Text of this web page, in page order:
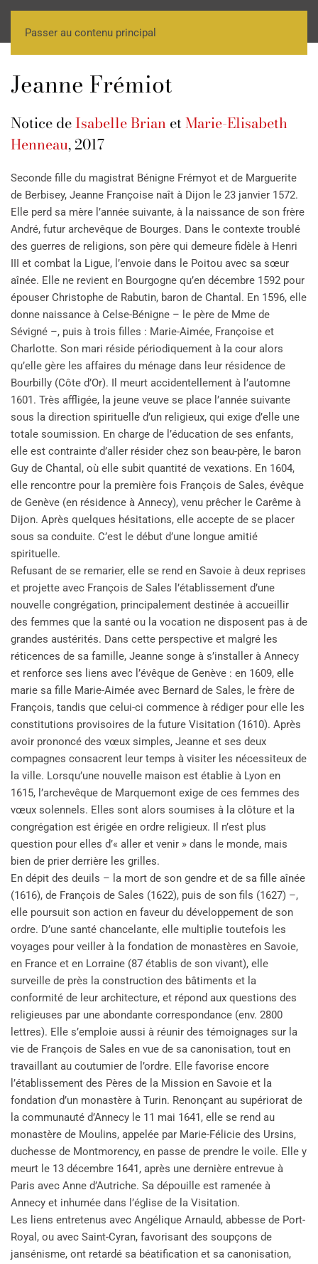
Passer au contenu principal
Jeanne Frémiot
Notice deIsabelle Brian etMarie-Elisabeth
Henneau, 2017
Seconde fille du magistrat Bénigne Frémyot et de Marguerite
de Berbisey, Jeanne Françoise naît à Dijon le 23 janvier 1572.
Elle perd sa mère l’année suivante, à la naissance de son frère
André, futur archevêque de Bourges. Dans le contexte troublé
des guerres de religions, son père qui demeure fidèle à Henri
III et combat la Ligue, l’envoie dans le Poitou avec sa sœur
aînée. Elle ne revient en Bourgogne qu’en décembre 1592 pour
épouser Christophe de Rabutin, baron de Chantal. En 1596, elle
donne naissance à Celse-Bénigne – le père de Mme de
Sévigné –, puis à trois filles : Marie-Aimée, Françoise et
Charlotte. Son mari réside périodiquement à la cour alors
qu’elle gère les affaires du ménage dans leur résidence de
Bourbilly (Côte d’Or). Il meurt accidentellement à l’automne
1601. Très affligée, la jeune veuve se place l’année suivante
sous la direction spirituelle d’un religieux, qui exige d’elle une
totale soumission. En charge de l’éducation de ses enfants,
elle est contrainte d’aller résider chez son beau-père, le baron
Guy de Chantal, où elle subit quantité de vexations. En 1604,
elle rencontre pour la première fois François de Sales, évêque
de Genève (en résidence à Annecy), venu prêcher le Carême à
Dijon. Après quelques hésitations, elle accepte de se placer
sous sa conduite. C’est le début d’une longue amitié
spirituelle.
Refusant de se remarier, elle se rend en Savoie à deux reprises
et projette avec François de Sales l’établissement d’une
nouvelle congrégation, principalement destinée à accueillir
des femmes que la santé ou la vocation ne disposent pas à de
grandes austérités. Dans cette perspective et malgré les
réticences de sa famille, Jeanne songe à s’installer à Annecy
et renforce ses liens avec l’évêque de Genève : en 1609, elle
marie sa fille Marie-Aimée avec Bernard de Sales, le frère de
François, tandis que celui-ci commence à rédiger pour elle les
constitutions provisoires de la future Visitation (1610). Après
avoir prononcé des vœux simples, Jeanne et ses deux
compagnes consacrent leur temps à visiter les nécessiteux de
la ville. Lorsqu’une nouvelle maison est établie à Lyon en
1615, l’archevêque de Marquemont exige de ces femmes des
vœux solennels. Elles sont alors soumises à la clôture et la
congrégation est érigée en ordre religieux. Il n’est plus
question pour elles d’« aller et venir » dans le monde, mais
bien de prier derrière les grilles.
En dépit des deuils – la mort de son gendre et de sa fille aînée
(1616), de François de Sales (1622), puis de son fils (1627) –,
elle poursuit son action en faveur du développement de son
ordre. D’une santé chancelante, elle multiplie toutefois les
voyages pour veiller à la fondation de monastères en Savoie,
en France et en Lorraine (87 établis de son vivant), elle
surveille de près la construction des bâtiments et la
conformité de leur architecture, et répond aux questions des
religieuses par une abondante correspondance (env. 2800
lettres). Elle s’emploie aussi à réunir des témoignages sur la
vie de François de Sales en vue de sa canonisation, tout en
travaillant au coutumier de l’ordre. Elle favorise encore
l’établissement des Pères de la Mission en Savoie et la
fondation d’un monastère à Turin. Renonçant au supériorat de
la communauté d’Annecy le 11 mai 1641, elle se rend au
monastère de Moulins, appelée par Marie-Félicie des Ursins,
duchesse de Montmorency, en passe de prendre le voile. Elle y
meurt le 13 décembre 1641, après une dernière entrevue à
Paris avec Anne d’Autriche. Sa dépouille est ramenée à
Annecy et inhumée dans l’église de la Visitation.
Les liens entretenus avec Angélique Arnauld, abbesse de Port-
Royal, ou avec Saint-Cyran, favorisant des soupçons de
jansénisme, ont retardé sa béatification et sa canonisation,